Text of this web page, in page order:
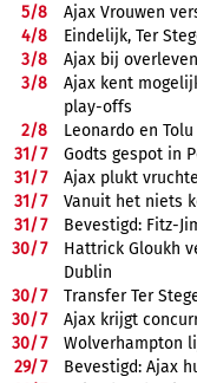
5/8
Ajax Vrouwen
4/8
Eindelijk, Ter
3/8
Ajax bij
3/8
Ajax kent
play-offs
2/8
Leonardo en
31/7
Godts gespot in
31/7
Ajax plukt
31/7
Vanuit het niets
31/7
Bevestigd: Fitz-
30/7
Hattrick Gloukh
Dublin
30/7
Transfer Ter
30/7
Ajax krijgt
30/7
Wolverhampton
29/7
Bevestigd: Ajax